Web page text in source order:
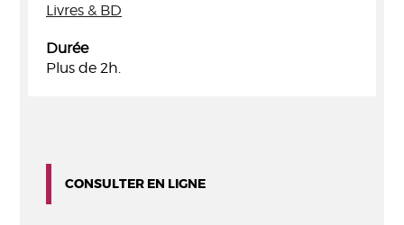
Livres & BD
Durée
Plus de 2h.
CONSULTER EN LIGNE